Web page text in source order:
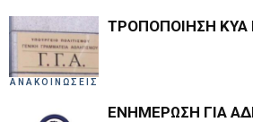
ΑΝΑΚΟΙΝΩΣΕΙΣ
ΤΡΟΠΟΠΟΙΗΣΗ ΚΥΑ
ΕΝΗΜΕΡΩΣΗ ΓΙΑ